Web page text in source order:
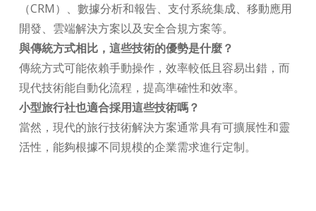
（CRM）、數據分析和報告、支付系統集成、移動應用
開發、雲端解決方案以及安全合規方案等。
與傳統方式相比，這些技術的優勢是什麼？
傳統方式可能依賴手動操作，效率較低且容易出錯，而
現代技術能自動化流程，提高準確性和效率。
小型旅行社也適合採用這些技術嗎？
當然，現代的旅行技術解決方案通常具有可擴展性和靈
活性，能夠根據不同規模的企業需求進行定制。